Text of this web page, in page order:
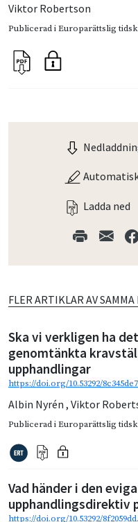
Viktor Robertson
Publicerad iEuroparättslig
Ladda ned
FLER ARTIKLAR AV SAMMA
Ska vi verkligen ha
genomtänkta
upphandlingar
https://doi.org/10.53292/
Albin Nyrén , Viktor
Publicerad iEuroparättslig
Vad händer i den
upphandlingsdirektiv
https://doi.org/10.53292/